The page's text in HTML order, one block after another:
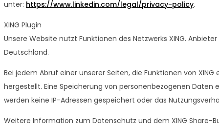
unter: https://www.linkedin.com/legal/privacy-policy.
XING Plugin
Unsere Website nutzt Funktionen des Netzwerks XING.
Deutschland.
Bei jedem Abruf einer unserer Seiten, die Funktionen von
hergestellt. Eine Speicherung von personenbezogenen
werden keine IP-Adressen gespeichert oder das
Weitere Information zum Datenschutz und dem XING Share-